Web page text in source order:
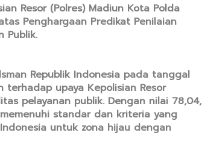
Resor (Polres) Madiun Kota Polda
Penghargaan Predikat Penilaian
Publik.
Republik Indonesia pada tanggal
terhadap upaya Kepolisian Resor
pelayanan publik. Dengan nilai 78,04,
standar dan kriteria yang
untuk zona hijau dengan